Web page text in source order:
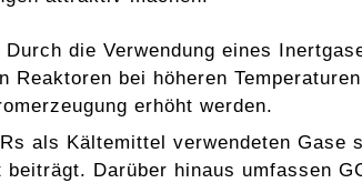
die Verwendung eines
Reaktoren bei höheren
erhöht werden.
als Kältemittel verwendeten Gase
Darüber hinaus umfassen